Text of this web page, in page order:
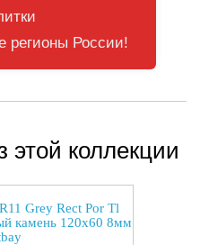
регионы России!
этой коллекции
Grey Rect Por Tl
камень 120x60 8мм